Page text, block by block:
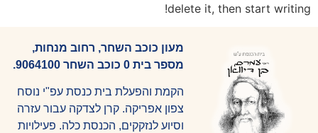
delete it, then start writing!
מעון כוכב השחר, רחוב מנחות,
מספר בית 0 כוכב השחר 9064100.
הקמת והפעלת בית כנסת עפ"י נוסח
צפון אפריקה. קרן לצדקה עבור עזרה
וסיוע לנזקקים, הכנסת כלה. פעילויות